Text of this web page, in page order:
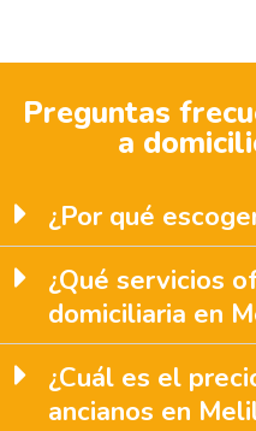
Preguntas
a
¿Por qué
¿Qué servicios
domiciliaria en
¿Cuál es el
ancianos en